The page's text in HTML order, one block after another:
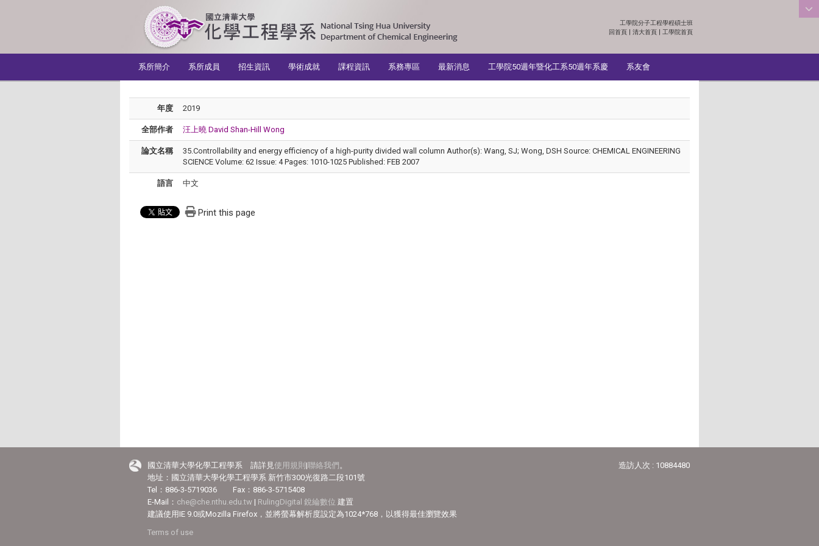
:::
工學院分子工程學程碩士班
回首頁 | 清大首頁 | 工學院首頁
系所簡介
系所成員 招生資訊 學術成就 課程資訊 系務專區 最新消息 工學院50週年暨化工系50週年系慶 系友會
年度 2019
全部作者 汪上曉 David Shan-Hill Wong
論文名稱
35.Controllability and energy efficiency of a high-purity divided wall column Author(s): Wang, SJ; Wong, DSH Source: CHEMICAL ENGINEERING
SCIENCE Volume: 62 Issue: 4 Pages: 1010-1025 Published: FEB 2007
語言 中文
Print this page
國立清華大學化學工程學系 請詳見 使用規則|聯絡我們 。
地址：國立清華大學化學工程學系 新竹市300光復路二段101號
Tel：886-3-5719036 Fax：886-3-5715408
E-Mail： che@che.nthu.edu.tw | RulingDigital 銳綸數位 建置
建議使用IE 9.0或Mozilla Firefox，並將螢幕解析度設定為1024*768，以獲得最佳瀏覽效果
Terms of use
造訪人次 : 10884480